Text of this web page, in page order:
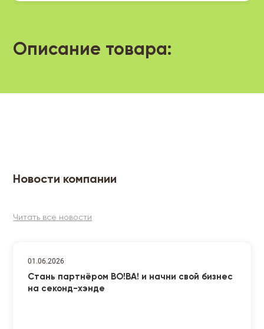
Описание товара:
Новости компании
Читать все новости
01.06.2026
Стань партнёром ВО!ВА! и начни свой бизнес
на секонд-хэнде